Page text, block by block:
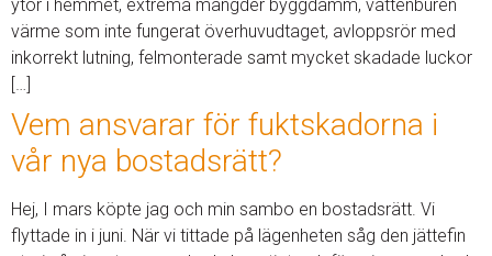
ytor i hemmet, extrema mängder byggdamm, vattenburen
värme som inte fungerat överhuvudtaget, avloppsrör med
inkorrekt lutning, felmonterade samt mycket skadade luckor
[…]
Vem ansvarar för fuktskadorna i
vår nya bostadsrätt?
Hej, I mars köpte jag och min sambo en bostadsrätt. Vi
flyttade in i juni. När vi tittade på lägenheten såg den jättefin